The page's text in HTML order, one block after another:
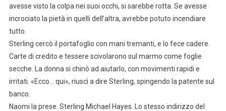
avesse visto la colpa nei suoi occhi, si sarebbe rotta. Se avesse
incrociato la pietà in quelli dell’altra, avrebbe potuto incendiare
tutto.
Sterling cercò il portafoglio con mani tremanti, e lo fece cadere.
Carte di credito e tessere scivolarono sul marmo come foglie
secche. La donna si chinò ad aiutarlo, con movimenti rapidi e
irritati. «Ecco… qui», riuscì a dire Sterling, spingendo la patente sul
banco.
Naomi la prese. Sterling Michael Hayes. Lo stesso indirizzo del